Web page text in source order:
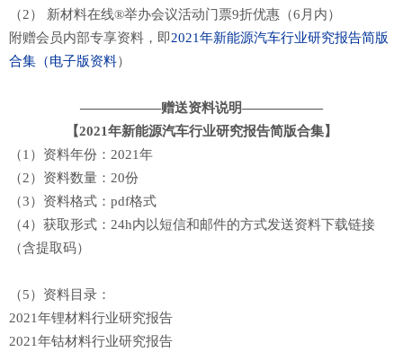
（2） 新材料在线®举办会议活动门票9折优惠（6月内）
附赠会员内部专享资料，即2021年新能源汽车行业研究报告简版
合集（电子版资料）
——————赠送资料说明——————
【2021年新能源汽车行业研究报告简版合集】
（1）资料年份：2021年
（2）资料数量：20份
（3）资料格式：pdf格式
（4）获取形式： 24h内以短信和邮件的方式发送资料下载链接
（含提取码）
（5）资料目录：
2021年锂材料行业研究报告
2021年钴材料行业研究报告